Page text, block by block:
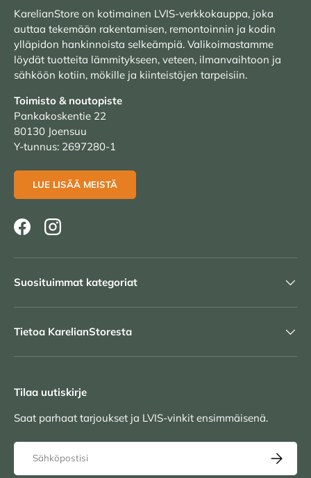
KarelianStore on kotimainen LVIS-verkkokauppa, joka
auttaa tekemään rakentamisen, remontoinnin ja kodin
ylläpidon hankinnoista selkeämpiä. Valikoimastamme
löydät tuotteita lämmitykseen, veteen, ilmanvaihtoon ja
sähköön kotiin, mökille ja kiinteistöjen tarpeisiin.
Toimisto & noutopiste
Pankakoskentie 22
80130 Joensuu
Y-tunnus: 2697280-1
LUE LISÄÄ MEISTÄ
FacebookInstagram
Suosituimmat kategoriat
Tietoa KarelianStoresta
Tilaa uutiskirje
Saat parhaat tarjoukset ja LVIS-vinkit ensimmäisenä.
Sähköposti
TILAA